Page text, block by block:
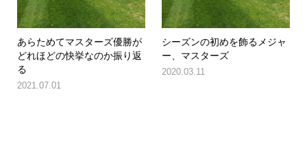
あらためてマスターズ優勝が
どれほどの快挙なのか振り返
る
2021.07.01
シーズンの初めを飾るメジャ
ー、マスターズ
2020.03.11